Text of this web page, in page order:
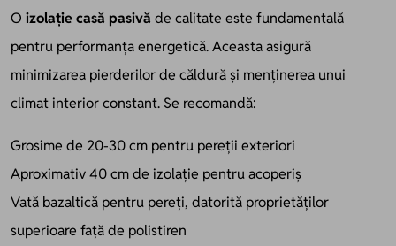
O izolație casă pasivă de calitate este fundamentală
pentru performanța energetică. Aceasta asigură
minimizarea pierderilor de căldură și menținerea unui
climat interior constant. Se recomandă:
Grosime de 20-30 cm pentru pereții exteriori
Aproximativ 40 cm de izolație pentru acoperiș
Vată bazaltică pentru pereți, datorită proprietăților
superioare față de polistiren